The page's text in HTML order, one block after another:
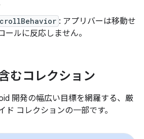
: アプリバーは移動せ
ールに反応しません。
むコレクション
開発の幅広い目標を網羅する、厳
ド コレクションの一部です。